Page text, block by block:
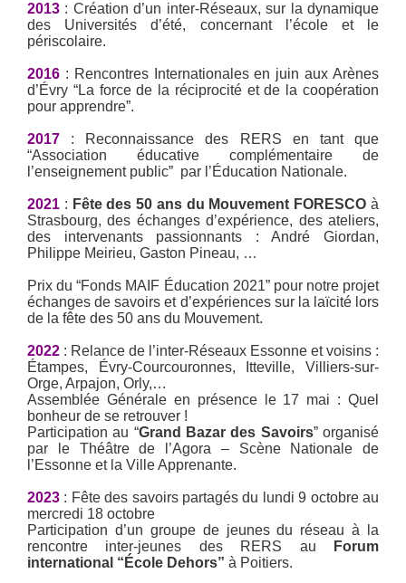
2013 : Création d’un inter-Réseaux, sur la dynamique
des Universités d’été, concernant l’école et le
périscolaire.
2016 : Rencontres Internationales en juin aux Arènes
d’Évry “La force de la réciprocité et de la coopération
pour apprendre”.
2017 : Reconnaissance des RERS en tant que
“Association éducative complémentaire de
l’enseignement public” par l’Éducation Nationale.
2021 : Fête des 50 ans du Mouvement FORESCO à
Strasbourg, des échanges d’expérience, des ateliers,
des intervenants passionnants : André Giordan,
Philippe Meirieu, Gaston Pineau, …
Prix du “Fonds MAIF Éducation 2021” pour notre projet
échanges de savoirs et d’expériences sur la laïcité lors
de la fête des 50 ans du Mouvement.
2022 : Relance de l’inter-Réseaux Essonne et voisins :
Étampes, Évry-Courcouronnes, Itteville, Villiers-sur-
Orge, Arpajon, Orly,…
Assemblée Générale en présence le 17 mai : Quel
bonheur de se retrouver !
Participation au “Grand Bazar des Savoirs” organisé
par le Théâtre de l’Agora – Scène Nationale de
l’Essonne et la Ville Apprenante.
2023 : Fête des savoirs partagés du lundi 9 octobre au
mercredi 18 octobre
Participation d’un groupe de jeunes du réseau à la
rencontre inter-jeunes des RERS au
Forum
international “École Dehors” à Poitiers.